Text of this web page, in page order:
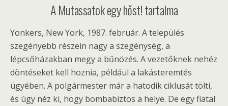
A Mutassatok egy hőst! tartalma
Yonkers, New York, 1987. február. A település
szegényebb részein nagy a szegénység, a
lépcsőházakban megy a bűnözés. A vezetőknek nehéz
döntéseket kell hoznia, például a lakásteremtés
ügyében. A polgármester már a hatodik ciklusát tölti,
és úgy néz ki, hogy bombabiztos a helye. De egy fiatal